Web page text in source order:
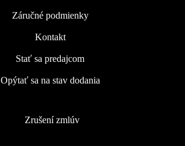
Záručné podmienky
Kontakt
Stať sa predajcom
Opýtať sa na stav dodania
Zrušení zmlúv